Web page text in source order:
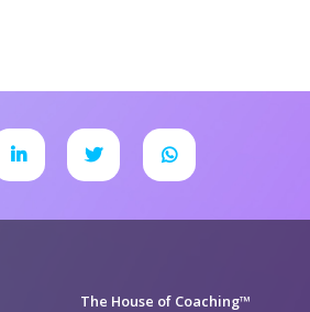
The House of Coaching™